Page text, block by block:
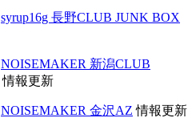
syrup16g 長野CLUB JUNK BOX
NOISEMAKER 新潟CLUB
情報更新
NOISEMAKER 金沢AZ 情報更新